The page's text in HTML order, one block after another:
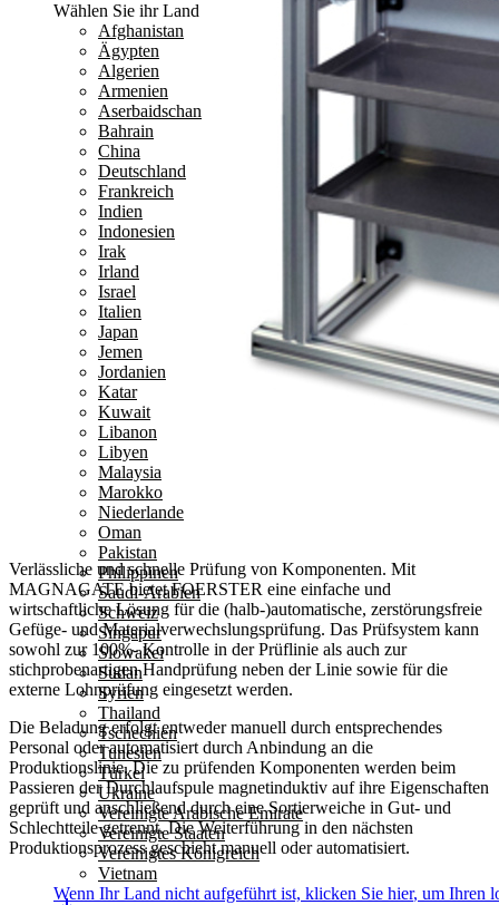
Wählen Sie ihr Land
Afghanistan
Ägypten
Algerien
Armenien
Aserbaidschan
Bahrain
China
Deutschland
Frankreich
Indien
Indonesien
Irak
Irland
Israel
Italien
Japan
Jemen
Jordanien
Katar
Kuwait
Libanon
Libyen
Malaysia
Marokko
Niederlande
Oman
Pakistan
Philippinen
Saudi-Arabien
Schweiz
Singapur
Slowakei
Sudan
Syrien
Thailand
Tschechien
Tunesien
Türkei
Ukraine
Vereinigte Arabische Emirate
Vereinigte Staaten
Vereinigtes Königreich
Vietnam
Wenn Ihr Land nicht aufgeführt ist, klicken Sie hier, um Ihren
Verlässliche und schnelle Prüfung von Komponenten. Mit
MAGNAGATE bietet FOERSTER eine einfache und
wirtschaftliche Lösung für die (halb-)automatische, zerstörungsfreie
Gefüge- und Materialverwechslungsprüfung. Das Prüfsystem kann
sowohl zur 100%- Kontrolle in der Prüflinie als auch zur
stichprobenartigen Handprüfung neben der Linie sowie für die
externe Lohnprüfung eingesetzt werden.
Die Beladung erfolgt entweder manuell durch entsprechendes
Personal oder automatisiert durch Anbindung an die
Produktionslinie. Die zu prüfenden Komponenten werden beim
Passieren der Durchlaufspule magnetinduktiv auf ihre Eigenschaften
geprüft und anschließend durch eine Sortierweiche in Gut- und
Schlechtteile getrennt. Die Weiterführung in den nächsten
Produktionsprozess geschieht manuell oder automatisiert.